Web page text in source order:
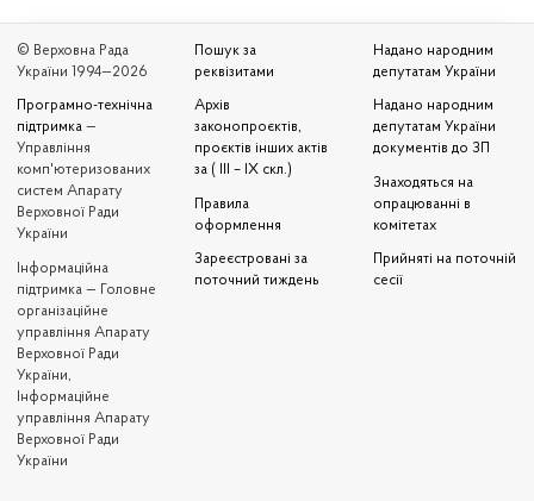
© Верховна Рада
України 1994—2026
Програмно-технічна
підтримка —
Управління
комп'ютеризованих
систем Апарату
Верховної Ради
України
Iнформаційна
підтримка — Головне
організаційне
управління Апарату
Верховної Ради
України,
Інформаційне
управління Апарату
Верховної Ради
України
Пошук за
реквізитами
Архів
законопроєктів,
проєктів інших актів
за ( III – IX скл.)
Правила
оформлення
Зареєстровані за
поточний тиждень
Надано народним
депутатам України
Надано народним
депутатам України
документів до ЗП
Знаходяться на
опрацюванні в
комітетах
Прийняті на поточній
сесії